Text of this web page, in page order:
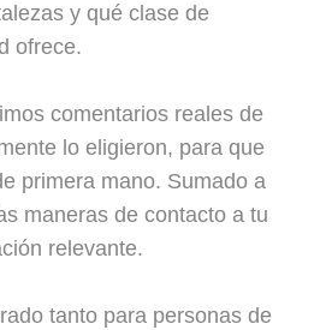
y qué clase de
ofrece.
comentarios reales de
lo eligieron, para que
primera mano. Sumado a
maneras de contacto a tu
relevante.
tanto para personas de